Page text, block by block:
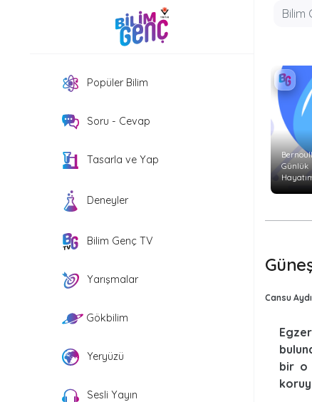
Popüler Bilim
Soru - Cevap
Tasarla ve Yap
Deneyler
Bilim Genç TV
Yarışmalar
Gökbilim
Yeryüzü
Sesli Yayın
Günlük
Cansu
bir o